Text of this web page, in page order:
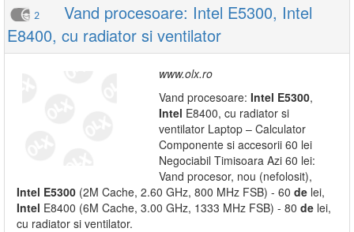
2
Vand procesoare: Intel E5300, Intel
E8400, cu radiator si ventilator
www.olx.ro
Vand procesoare: Intel E5300,
Intel E8400, cu radiator si
ventilator Laptop – Calculator
Componente si accesorii 60 lei
Negociabil Timisoara Azi 60 lei:
Vand procesor, nou (nefolosit),
Intel E5300 (2M Cache, 2.60 GHz, 800 MHz FSB) - 60 de lei,
Intel E8400 (6M Cache, 3.00 GHz, 1333 MHz FSB) - 80 de lei,
cu radiator si ventilator.